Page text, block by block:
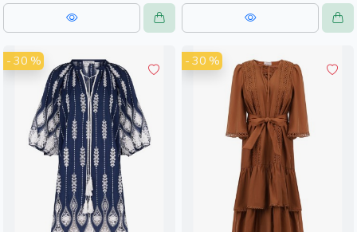
- 30 % - 30 %